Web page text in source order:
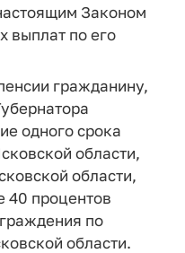
Законом
выплат по его
гражданину,
одного срока
области,
области,
40 процентов
по
области.